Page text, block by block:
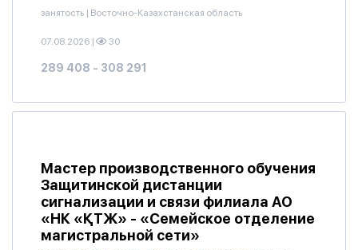
занятость | Восточно-Казахстанская область
07.08.2026 | 30
289 408 - 308 291
Мастер производственного обучения
Защитинской дистанции
сигнализации и связи филиала АО
«НК «ҚТЖ» - «Семейское отделение
магистральной сети»